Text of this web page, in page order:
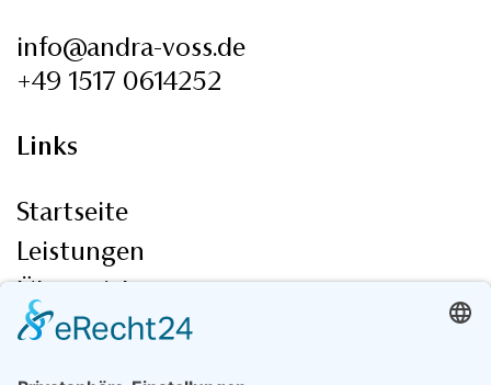
info@andra-voss.de
+49 1517 0614252
Links
Startseite
Leistungen
Über mich